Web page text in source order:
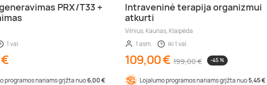
PRX/T33 +
1 val.
programos nariams grįžta nuo6,00 €
Intraveninė terapija organizmui
atkurti
Vilnius, Kaunas, Klaipėda
1 asm.
iki 1 val.
109,00 € 199,00 € -45 %
Lojalumo programos nariams grįžta nuo5,45 €